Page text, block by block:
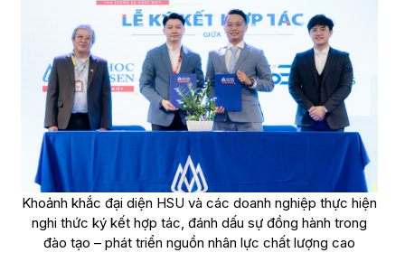
Khoảnh khắc đại diện HSU và các doanh nghiệp thực hiện
nghi thức ký kết hợp tác, đánh dấu sự đồng hành trong
đào tạo – phát triển nguồn nhân lực chất lượng cao